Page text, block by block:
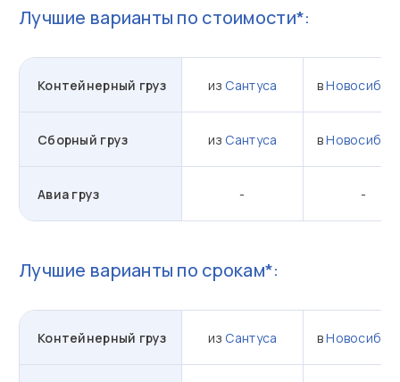
Лучшие варианты по стоимости*:
Контейнерный груз из Сантуса в
Сборный груз из Сантуса в
Авиа груз - -
Лучшие варианты по срокам*:
Контейнерный груз из Сантуса в